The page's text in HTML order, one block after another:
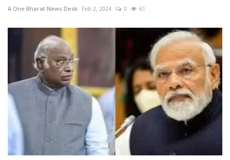
A One Bharat News Desk Feb 2, 2024 0 61